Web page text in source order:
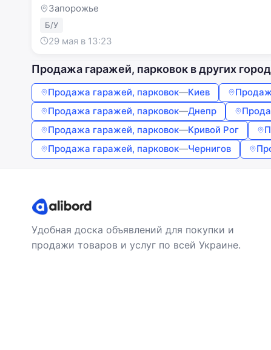
Запорожье
Б/У
29 мая в 13:23
Продажа гаражей, парковок в других
Продажа гаражей, парковок—Киев
Продажа гаражей, парковок—Днепр
Продажа гаражей, парковок—Кривой Рог
Продажа гаражей, парковок—Чернигов
Удобная доска объявлений для покупки и
продажи товаров и услуг по всей Украине.